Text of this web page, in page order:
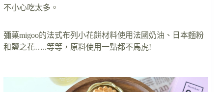
不小心吃太多。
彌菓migoo的法式布列小花餅材料使用法國奶油、日本麵粉
和鹽之花…..等等，原料使用一點都不馬虎!